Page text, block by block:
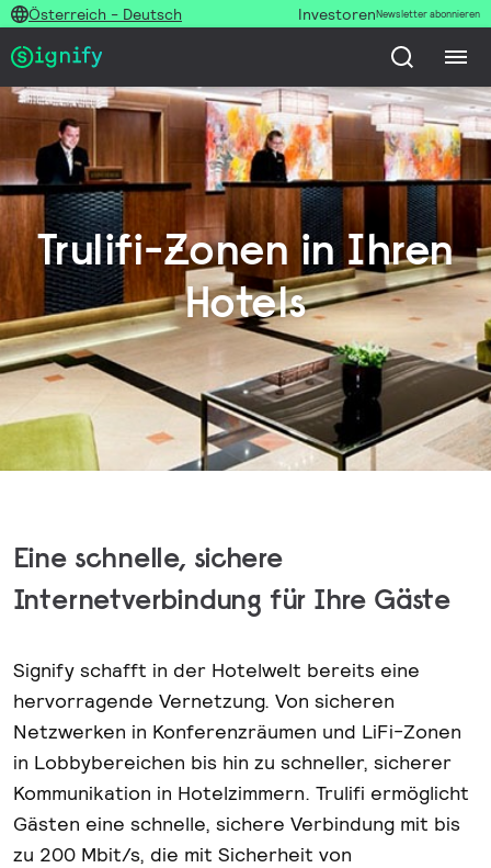
Österreich - Deutsch InvestorenNewsletter abonnieren
Trulifi-Zonen in Ihren
Hotels
Eine schnelle, sichere
Internetverbindung für Ihre Gäste
Signify schafft in der Hotelwelt bereits eine
hervorragende Vernetzung. Von sicheren
Netzwerken in Konferenzräumen und LiFi-Zonen
in Lobbybereichen bis hin zu schneller, sicherer
Kommunikation in Hotelzimmern. Trulifi ermöglicht
Gästen eine schnelle, sichere Verbindung mit bis
zu 200 Mbit/s, die mit Sicherheit von